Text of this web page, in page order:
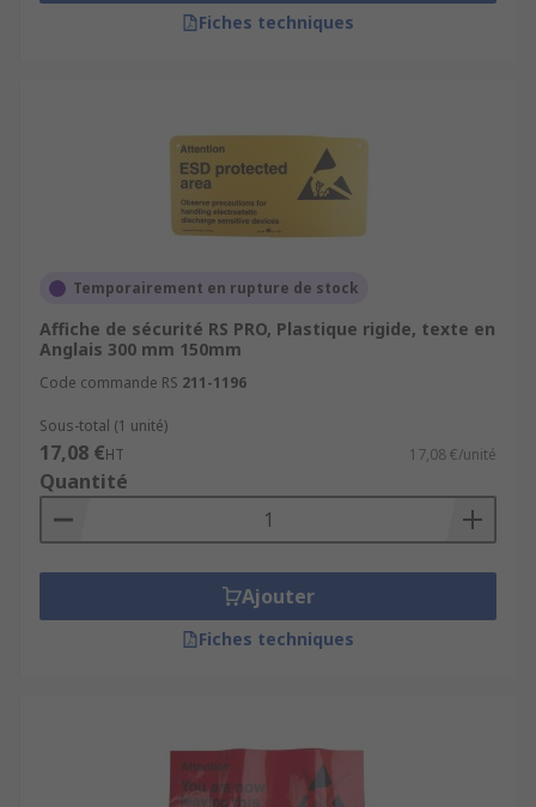
Fiches techniques
Temporairement en rupture de stock
Affiche de sécurité RS PRO, Plastique rigide, texte en
Anglais 300 mm 150mm
Code commande RS 211-1196
Sous-total (1 unité)
17,08 €HT 17,08 €/unité
Quantité
Ajouter
Fiches techniques